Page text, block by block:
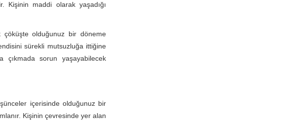
Kişinin maddi olarak yaşadığı
çöküşte olduğunuz bir döneme
sürekli mutsuzluğa ittiğine
çıkmada sorun yaşayabilecek
içerisinde olduğunuz bir
Kişinin çevresinde yer alan